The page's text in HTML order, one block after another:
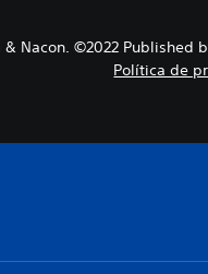
& Nacon. ©2022 Published
Política de